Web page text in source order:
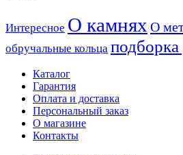
Интересное О камнях О
обручальные кольца
Каталог
Гарантия
Оплата и доставка
Персональный заказ
О магазине
Контакты